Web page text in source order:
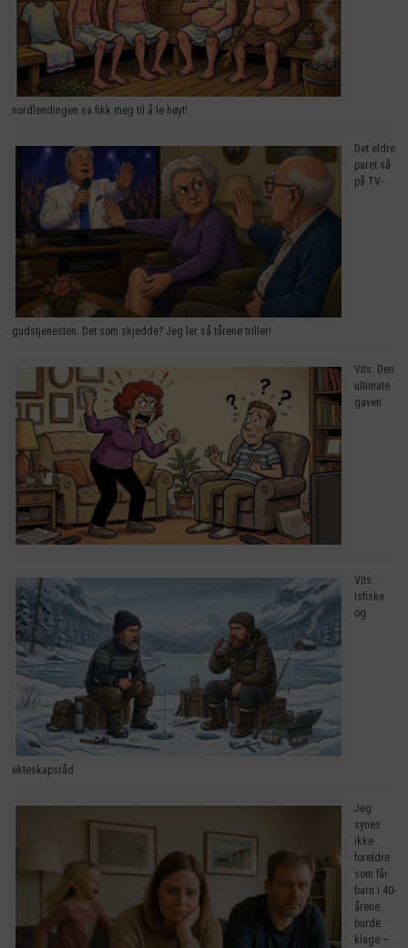
nordlendingen sa fikk meg til å le høyt!
Det eldre
paret så
på TV-
gudstjenesten. Det som skjedde? Jeg ler så tårene triller!
Vits: Den
ultimate
gaven
Vits:
Isfiske
og
ekteskapsråd
Jeg
synes
ikke
foreldre
som får
barn i 40-
årene
burde
klage –